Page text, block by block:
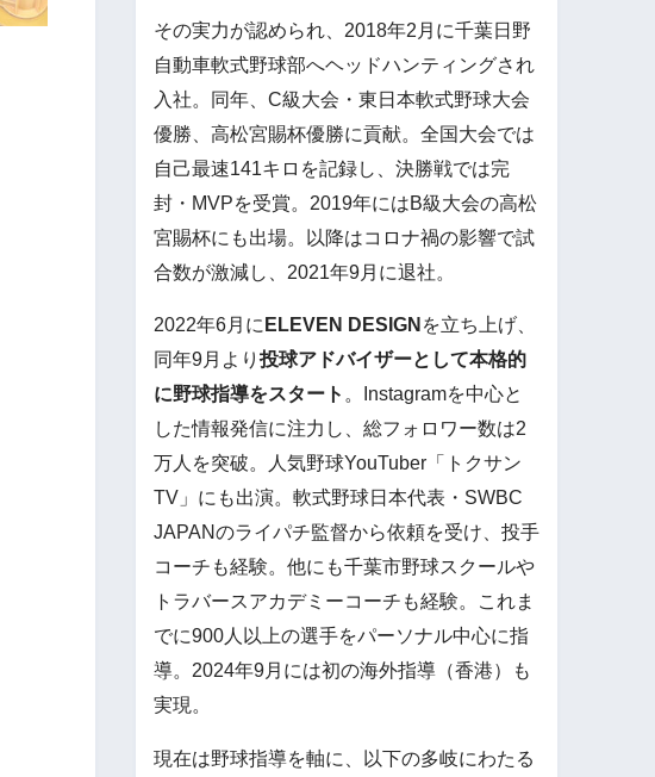
その実力が認められ、2018年2月に千葉日野
自動車軟式野球部へヘッドハンティングされ
入社。同年、C級大会・東日本軟式野球大会
優勝、高松宮賜杯優勝に貢献。全国大会では
自己最速141キロを記録し、決勝戦では完
封・MVPを受賞。2019年にはB級大会の高松
宮賜杯にも出場。以降はコロナ禍の影響で試
合数が激減し、2021年9月に退社。
2022年6月に ELEVEN DESIGN を立ち上げ、
同年9月より 投球アドバイザーとして本格的
に野球指導をスタート 。Instagramを中心と
した情報発信に注力し、総フォロワー数は2
万人を突破。人気野球YouTuber「トクサン
TV」にも出演。軟式野球日本代表・SWBC
JAPANのライパチ監督から依頼を受け、投手
コーチも経験。他にも千葉市野球スクールや
トラバースアカデミーコーチも経験。これま
でに900人以上の選手をパーソナル中心に指
導。2024年9月には初の海外指導（香港）も
実現。
現在は野球指導を軸に、以下の多岐にわたる